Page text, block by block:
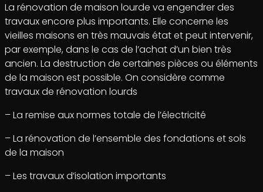
La rénovation de maison lourde va engendrer des
travaux encore plus importants. Elle concerne les
vieilles maisons en très mauvais état et peut intervenir,
par exemple, dans le cas de l’achat d’un bien très
ancien. La destruction de certaines pièces ou éléments
de la maison est possible. On considère comme
travaux de rénovation lourds
– La remise aux normes totale de l’électricité
– La rénovation de l’ensemble des fondations et sols
de la maison
– Les travaux d’isolation importants